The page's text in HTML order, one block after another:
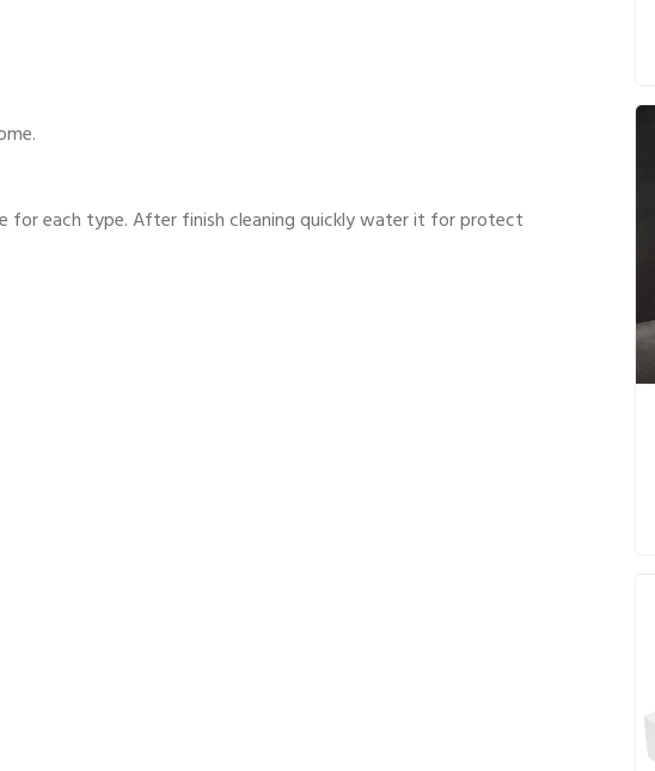
for each type. After finish cleaning quickly water it for protect